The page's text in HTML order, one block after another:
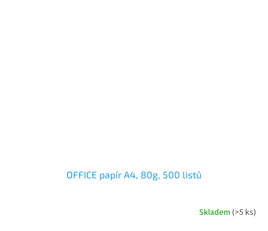
OFFICE papír A4, 80g, 500 listů
Skladem (>5 ks)